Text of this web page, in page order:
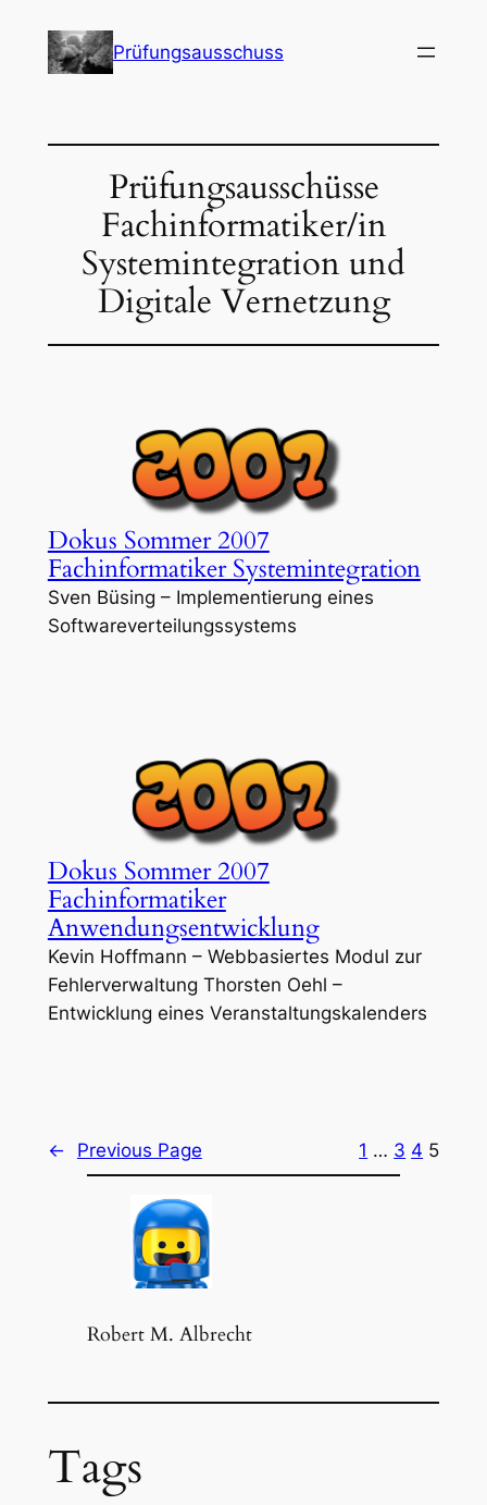
content
Prüfungsausschuss
Prüfungsausschüsse
Fachinformatiker/in
Systemintegration und
Digitale Vernetzung
Dokus Sommer 2007
Fachinformatiker Systemintegration
Sven Büsing – Implementierung eines
Softwareverteilungssystems
Dokus Sommer 2007
Fachinformatiker
Anwendungsentwicklung
Kevin Hoffmann – Webbasiertes Modul zur
Fehlerverwaltung Thorsten Oehl –
Entwicklung eines Veranstaltungskalenders
← Previous Page 1 … 3 4 5
Robert M. Albrecht
Tags